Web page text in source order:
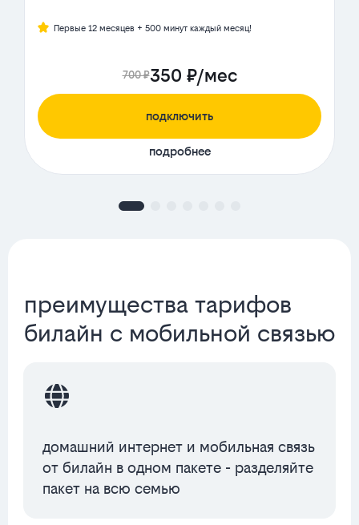
Первые 12 месяцев + 500 минут каждый месяц!
700 ₽350 ₽/мес
подключить
подробнее
преимущества тарифов
билайн с мобильной связью
домашний интернет и мобильная связь
от билайн в одном пакете - разделяйте
пакет на всю семью